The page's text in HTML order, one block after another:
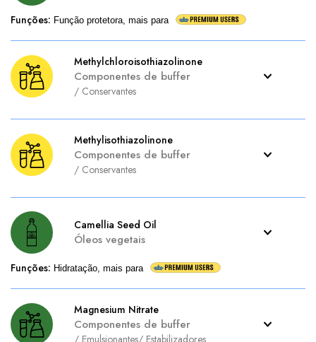
Funções: Função protetora, mais para
Methylchloroisothiazolinone
Componentes de buffer
/ Conservantes
Methylisothiazolinone
Componentes de buffer
/ Conservantes
Camellia Seed Oil
Óleos vegetais
Funções: Hidratação, mais para
Magnesium Nitrate
Componentes de buffer
/ Emulsionantes/ Estabilizadores